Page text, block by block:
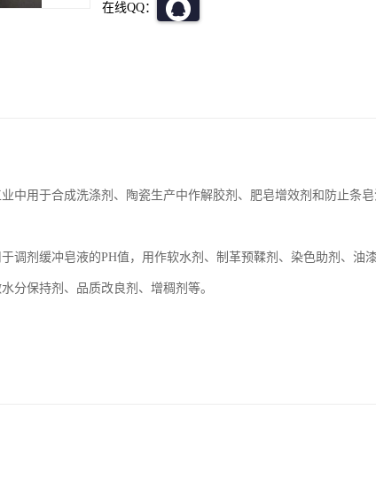
在线QQ：
中用于合成洗涤剂、陶瓷生产中作解胶剂、肥皂增效剂和防止条皂
调剂缓冲皂液的PH值，用作软水剂、制革预鞣剂、染色助剂、油
分保持剂、品质改良剂、增稠剂等。